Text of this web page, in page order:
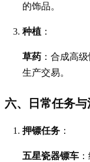
的饰品。
种植 ：
草药 ：合成高
生产交易。
六、日常任务
押镖任务 ：
五星瓷器镖车